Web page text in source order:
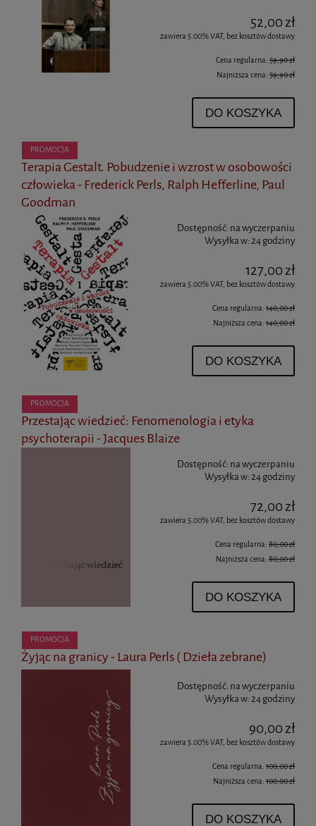
52,00 zł
zawiera 5.00% VAT, bez kosztów dostawy
Cena regularna: 59,90 zł
Najniższa cena: 59,90 zł
DO KOSZYKA
Terapia Gestalt. Pobudzenie i wzrost w osobowości
człowieka - Frederick Perls, Ralph Hefferline, Paul
Goodman
Dostępność: na wyczerpaniu
Wysyłka w:24 godziny
127,00 zł
zawiera 5.00% VAT, bez kosztów dostawy
Cena regularna: 140,00 zł
Najniższa cena: 140,00 zł
DO KOSZYKA
PROMOCJA
Przestając wiedzieć: Fenomenologia i etyka
psychoterapii - Jacques Blaize
Dostępność: na wyczerpaniu
Wysyłka w:24 godziny
72,00 zł
zawiera 5.00% VAT, bez kosztów dostawy
Cena regularna: 80,00 zł
Najniższa cena: 80,00 zł
DO KOSZYKA
PROMOCJA
Żyjąc na granicy - Laura Perls ( Dzieła zebrane)
Dostępność: na wyczerpaniu
Wysyłka w:24 godziny
90,00 zł
zawiera 5.00% VAT, bez kosztów dostawy
Cena regularna: 100,00 zł
Najniższa cena: 100,00 zł
DO KOSZYKA
PROMOCJA